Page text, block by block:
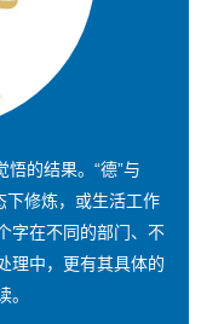
悟的结果。“德”与
下修炼，或生活工作
字在不同的部门、不
理中，更有其具体的